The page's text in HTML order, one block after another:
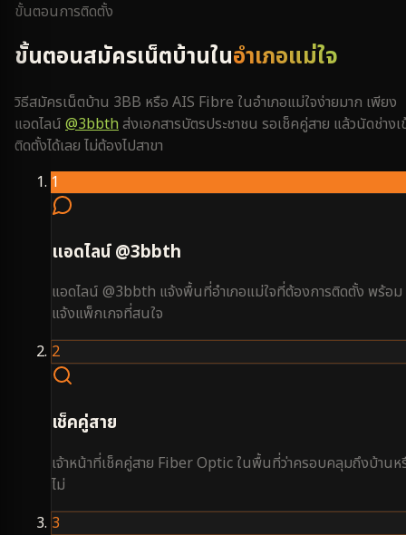
ขั้นตอนการติดตั้ง
ขั้นตอนสมัครเน็ตบ้านในอำเภอแม่ใจ
วิธีสมัครเน็ตบ้าน 3BB หรือ AIS Fibre ในอำเภอแม่ใจง่ายมาก เพียง
แอดไลน์ @3bbthส่งเอกสารบัตรประชาชน รอเช็คคู่สาย แล้วนัดช่างเ
ติดตั้งได้เลย ไม่ต้องไปสาขา
1
แอดไลน์ @3bbth
แอดไลน์ @3bbth แจ้งพื้นที่อำเภอแม่ใจที่ต้องการติดตั้ง พร้อม
แจ้งแพ็กเกจที่สนใจ
2
เช็คคู่สาย
เจ้าหน้าที่เช็คคู่สาย Fiber Optic ในพื้นที่ว่าครอบคลุมถึงบ้านห
ไม่
3